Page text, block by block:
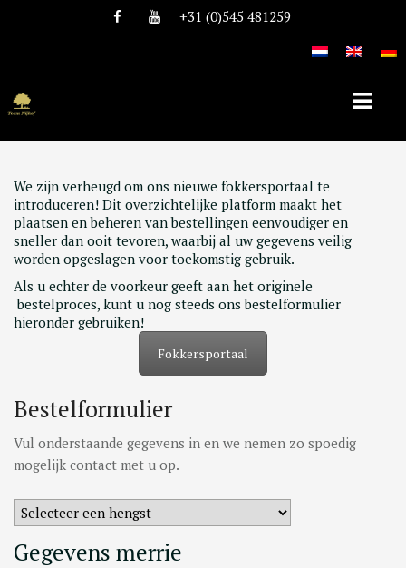
+31 (0)545 481259
HOME
OVER TEAM NIJHOF
HISTORIE
TEAM
VACATURES
DEKGELDEN
VIDEO’S
ICSI
ALGEMENE VOORWAARDEN
We zijn verheugd om ons nieuwe fokkersportaal te
introduceren! Dit overzichtelijke platform maakt het
plaatsen en beheren van bestellingen eenvoudiger en
sneller dan ooit tevoren, waarbij al uw gegevens veilig
worden opgeslagen voor toekomstig gebruik.
Als u echter de voorkeur geeft aan het originele
bestelproces, kunt u nog steeds ons bestelformulier
hieronder gebruiken!
Fokkersportaal
Bestelformulier
Vul onderstaande gegevens in en we nemen zo spoedig
mogelijk contact met u op.
Gegevens merrie